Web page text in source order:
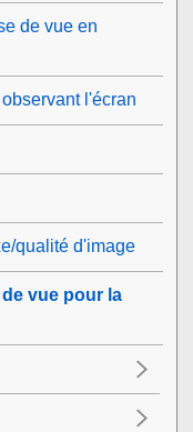
de vue en
l'écran
qualité d'image
vue pour la